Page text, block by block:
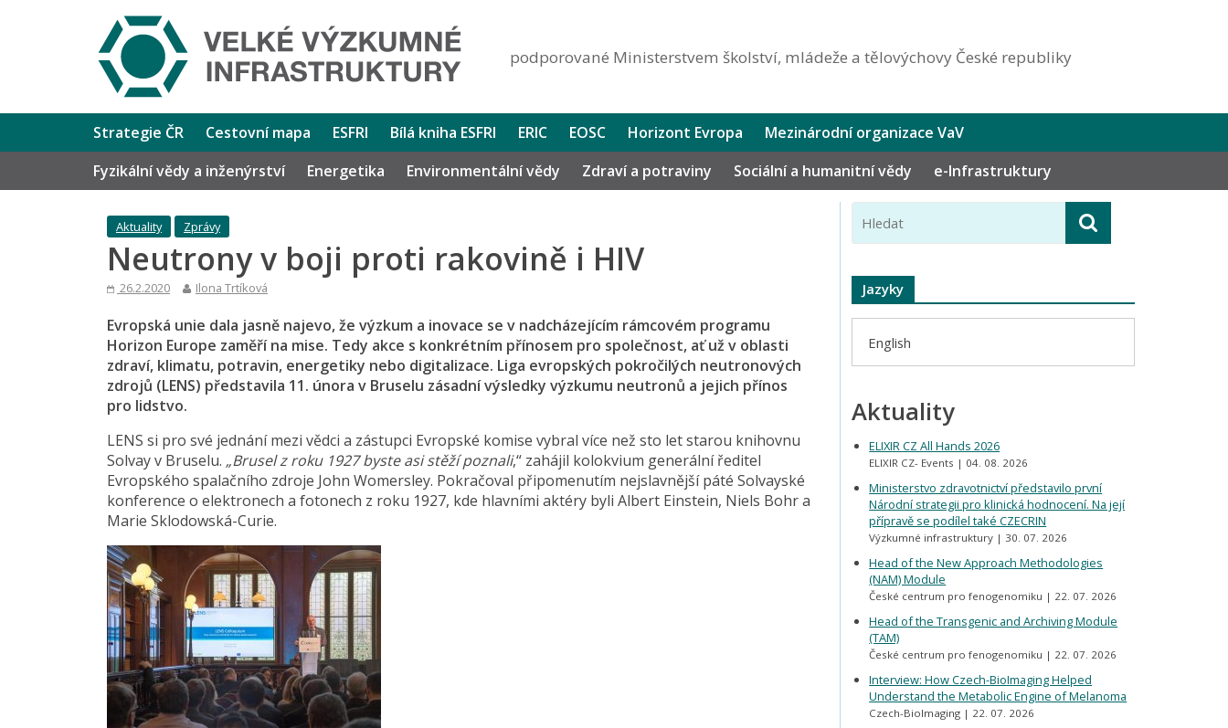
podporované Ministerstvem školství, mládeže a tělovýchovy České republiky
Strategie ČR Cestovní mapa ESFRI Bílá kniha ESFRI ERIC EOSC Horizont Evropa
Mezinárodní organizace VaV
Fyzikální vědy a inženýrství
Energetika Environmentální vědy Zdraví a potraviny Sociální a humanitní vědy e-Infrastruktury
Aktuality Zprávy
Neutrony v boji proti rakovině i HIV
26.2.2020 Ilona Trtíková
Evropská unie dala jasně najevo, že výzkum a inovace se v nadcházejícím rámcovém programu
Horizon Europe zaměří na mise. Tedy akce s konkrétním přínosem pro společnost, ať už v oblasti
zdraví, klimatu, potravin, energetiky nebo digitalizace. Liga evropských pokročilých neutronových
zdrojů (LENS) představila 11. února v Bruselu zásadní výsledky výzkumu neutronů a jejich přínos
pro lidstvo.
LENS si pro své jednání mezi vědci a zástupci Evropské komise vybral více než sto let starou knihovnu
Solvay v Bruselu. „Brusel z roku 1927 byste asi stěží poznali,“ zahájil kolokvium generální ředitel
Evropského spalačního zdroje John Womersley. Pokračoval připomenutím nejslavnější páté Solvayské
konference o elektronech a fotonech z roku 1927, kde hlavními aktéry byli Albert Einstein, Niels Bohr a
Marie Sklodowská-Curie.
Jazyky
English
Aktuality
ELIXIR CZ All Hands 2026
ELIXIR CZ- Events 04. 08. 2026
Ministerstvo zdravotnictví představilo první
Národní strategii pro klinická hodnocení. Na její
přípravě se podílel také CZECRIN
Výzkumné infrastruktury 30. 07. 2026
Head of the New Approach Methodologies
(NAM) Module
České centrum pro fenogenomiku 22. 07. 2026
Head of the Transgenic and Archiving Module
(TAM)
České centrum pro fenogenomiku 22. 07. 2026
Interview: How Czech-BioImaging Helped
Understand the Metabolic Engine of Melanoma
Czech-BioImaging 22. 07. 2026